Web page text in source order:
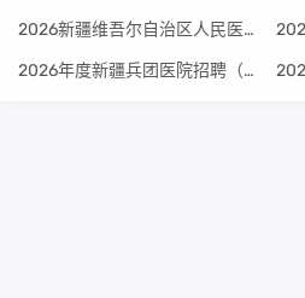
2026新疆维吾尔自治区人民医院若羌医院招聘公告（15人）
2026年度新疆兵团医院招聘（第二批次）报到工作安排通知